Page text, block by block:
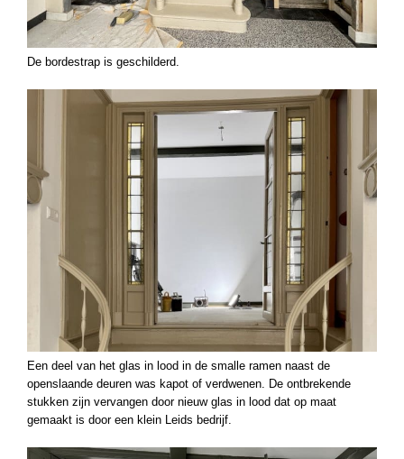
De bordestrap is geschilderd.
Een deel van het glas in lood in de smalle ramen naast de
openslaande deuren was kapot of verdwenen. De ontbrekende
stukken zijn vervangen door nieuw glas in lood dat op maat
gemaakt is door een klein Leids bedrijf.